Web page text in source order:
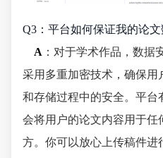
Q3：平台如何保证我的论
A ：对于学术作品，数据
采用多重加密技术，确保用
和存储过程中的安全。平台
会将用户的论文内容用于任
方。你可以放心上传稿件进